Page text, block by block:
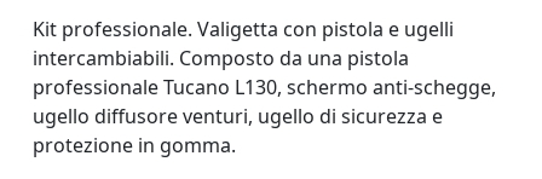
Kit professionale. Valigetta con pistola e ugelli
intercambiabili. Composto da una pistola
professionale Tucano L130, schermo anti-schegge,
ugello diffusore venturi, ugello di sicurezza e
protezione in gomma.